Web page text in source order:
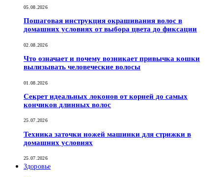
05.08.2026
Пошаговая инструкция окрашивания волос в
домашних условиях от выбора цвета до фиксации
02.08.2026
Что означает и почему возникает привычка кошки
вылизывать человеческие волосы
01.08.2026
Секрет идеальных локонов от корней до самых
кончиков длинных волос
25.07.2026
Техника заточки ножей машинки для стрижки в
домашних условиях
25.07.2026
Здоровье